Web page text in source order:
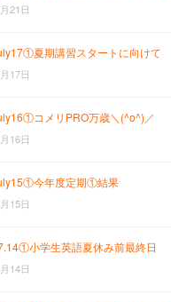
21日
夏期講習スタートに向けて
17日
コメリPRO万歳＼(^o^)／
16日
今年度定期①結果
15日
小学生英語夏休み前最終日
14日